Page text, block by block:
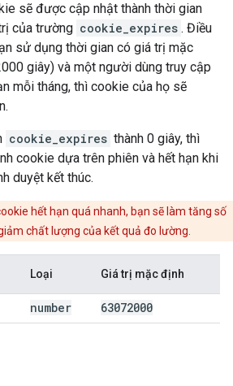
sẽ được cập nhật thành thời gian
của trường cookie_expires . Điều
sử dụng thời gian có giá trị mặc
giây) và một người dùng truy cập
mỗi tháng, thì cookie của họ sẽ
cookie_expires thành 0 giây, thì
cookie dựa trên phiên và hết hạn khi
duyệt kết thúc.
hết hạn quá nhanh, bạn sẽ làm tăng số
chất lượng của kết quả đo lường.
Loại Giá trị mặc định
number 63072000